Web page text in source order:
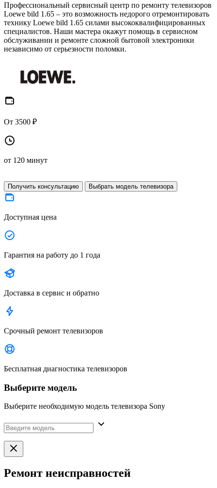
Профессиональный сервисный центр по ремонту телевизоров
Loewe bild 1.65 – это возможность недорого отремонтировать
технику Loewe bild 1.65 силами высококвалифицированных
специалистов. Наши мастера окажут помощь в сервисном
обслуживании и ремонте сложной бытовой электроники
независимо от серьезности поломки.
От 3500 ₽
от 120 минут
Получить консультацию Выбрать модель телевизора
Доступная цена
Гарантия на работу до 1 года
Доставка в сервис и обратно
Срочный ремонт телевизоров
Бесплатная диагностика телевизоров
Выберите модель
Выберите необходимую модель телевизора Sony
Ремонт неисправностей